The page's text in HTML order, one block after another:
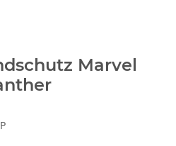
Marvel